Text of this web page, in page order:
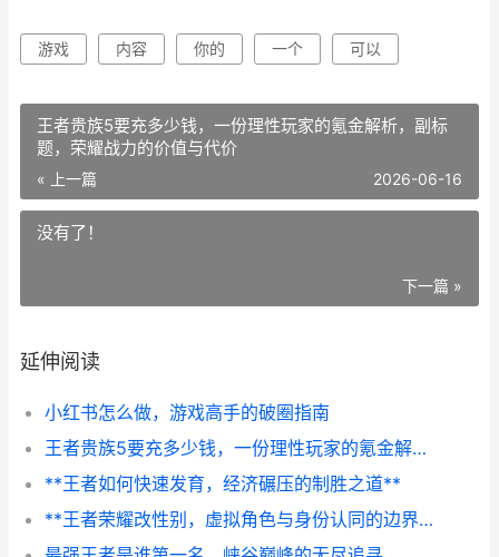
游戏 内容 你的 一个 可以
王者贵族5要充多少钱，一份理性玩家的氪金解析，副标
题，荣耀战力的价值与代价
« 上一篇 2026-06-16
没有了！
下一篇 »
延伸阅读
小红书怎么做，游戏高手的破圈指南
王者贵族5要充多少钱，一份理性玩家的氪金解析，副标题，荣耀战力的价值与代价
**王者如何快速发育，经济碾压的制胜之道**
**王者荣耀改性别，虚拟角色与身份认同的边界探索，副标题，当英雄选择超越性别标签**